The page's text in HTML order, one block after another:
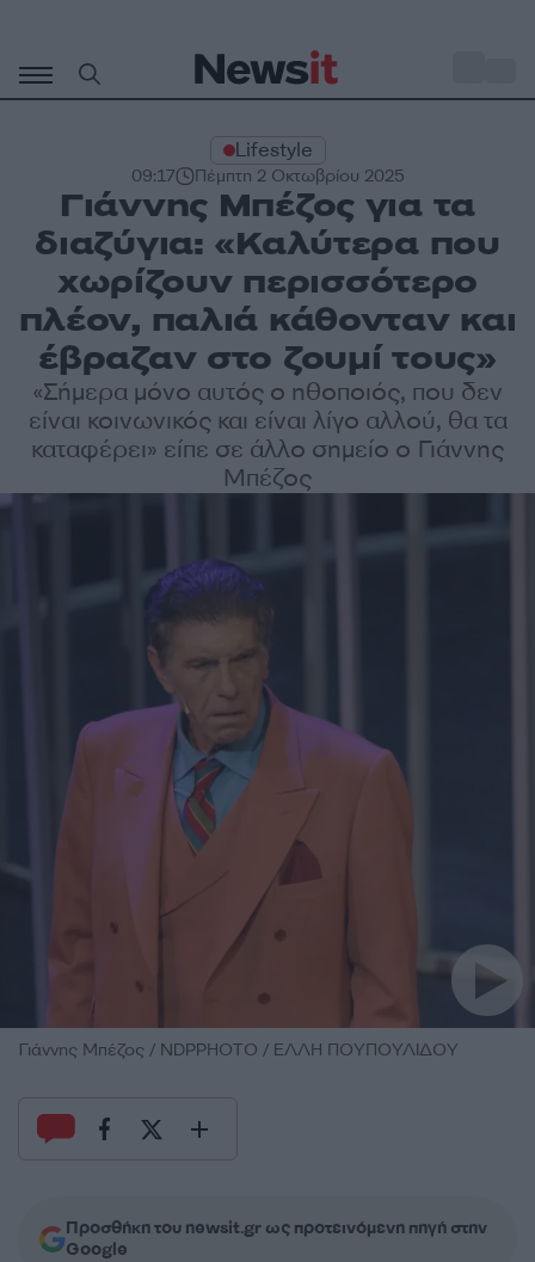
περιεχόμενο
Lifestyle
09:17 Πέμπτη 2 Οκτωβρίου 2025
Γιάννης Μπέζος για τα
διαζύγια: «Καλύτερα που
χωρίζουν περισσότερο
πλέον, παλιά κάθονταν και
έβραζαν στο ζουμί τους»
«Σήμερα μόνο αυτός ο ηθοποιός, που δεν
είναι κοινωνικός και είναι λίγο αλλού, θα τα
καταφέρει» είπε σε άλλο σημείο ο Γιάννης
Μπέζος
Γιάννης Μπέζος / NDPPHOTO / ΕΛΛΗ ΠΟΥΠΟΥΛΙΔΟΥ
Προσθήκη του newsit.gr ως προτεινόμενη πηγή στην
Google